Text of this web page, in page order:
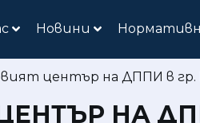
Новини
център на ДППИ в гр.
НА